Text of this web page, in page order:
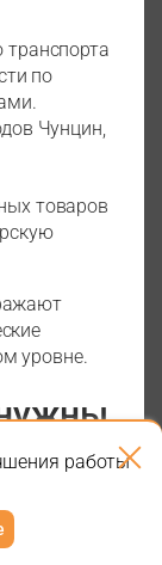
по
Чунцин,
товаров
уровне.
работы